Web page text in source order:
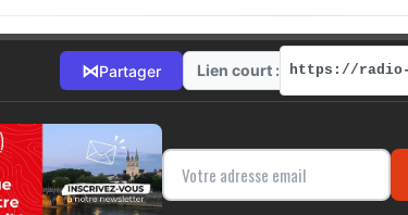
⋈Partager Lien court :